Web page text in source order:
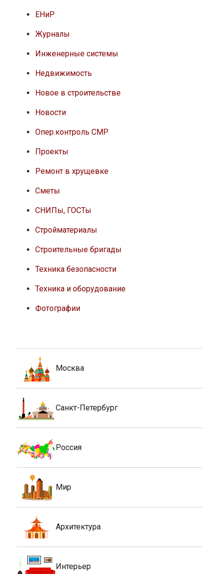
ЕНиР
Журналы
Инженерные системы
Недвижимость
Новое в строительстве
Новости
Опер.контроль СМР
Проекты
Ремонт в хрущевке
Сметы
СНИПы, ГОСТы
Стройматериалы
Строительные бригады
Техника безопасности
Техника и оборудование
Фотографии
Москва
Санкт-Петербург
Россия
Мир
Архитектура
Интерьер